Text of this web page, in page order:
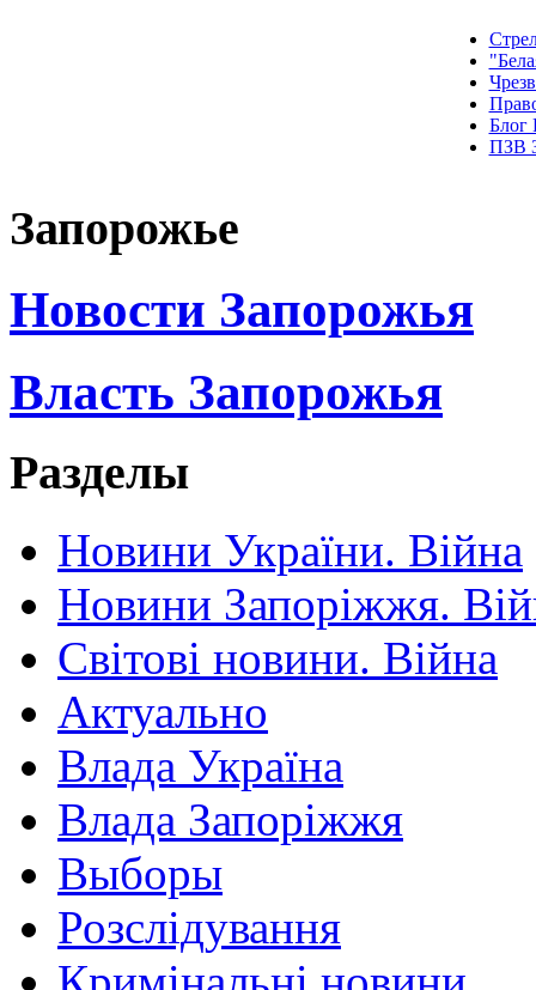
Блог
ПЗВ
Запорожье
Новости Запорожья
Власть Запорожья
Разделы
Новини України. Війна
Новини Запоріжжя.
Світові новини. Війна
Актуально
Влада Україна
Влада Запоріжжя
Выборы
Розслідування